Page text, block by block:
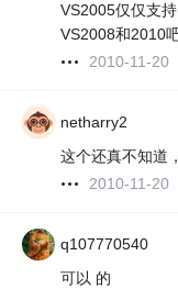
VS2005仅仅支
VS2008和2010吧
2010-11-20
netharry2
这个还真不知道
2010-11-20
q107770540
可以 的